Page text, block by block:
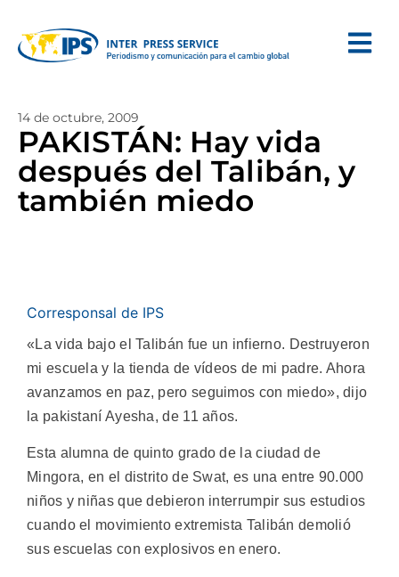
14 de octubre, 2009
PAKISTÁN: Hay vida
después del Talibán, y
también miedo
Corresponsal de IPS
«La vida bajo el Talibán fue un infierno. Destruyeron
mi escuela y la tienda de vídeos de mi padre. Ahora
avanzamos en paz, pero seguimos con miedo», dijo
la pakistaní Ayesha, de 11 años.
Esta alumna de quinto grado de la ciudad de
Mingora, en el distrito de Swat, es una entre 90.000
niños y niñas que debieron interrumpir sus estudios
cuando el movimiento extremista Talibán demolió
sus escuelas con explosivos en enero.